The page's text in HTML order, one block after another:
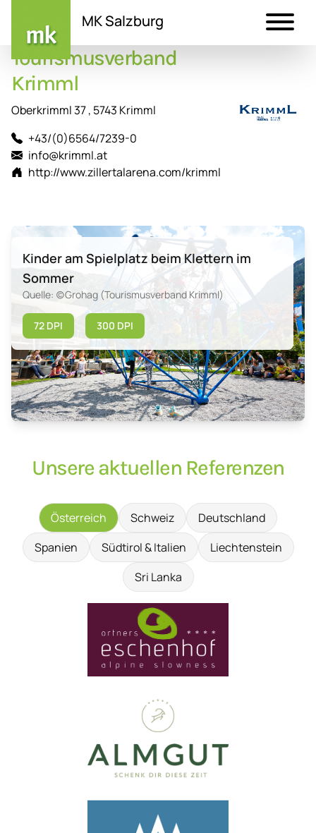
Inhalt
MK Salzburg
Tourismusverband
Krimml
Oberkrimml 37 , 5743 Krimml
+43/(0)6564/7239-0
info@krimml.at
http://www.zillertalarena.com/krimml
Kinder am Spielplatz beim Klettern im
Sommer
Quelle: (c)Grohag (Tourismusverband Krimml)
72 DPI 300 DPI
Unsere aktuellen Referenzen
Österreich Schweiz
Deutschland
Spanien
Südtirol & Italien
Liechtenstein
Sri Lanka